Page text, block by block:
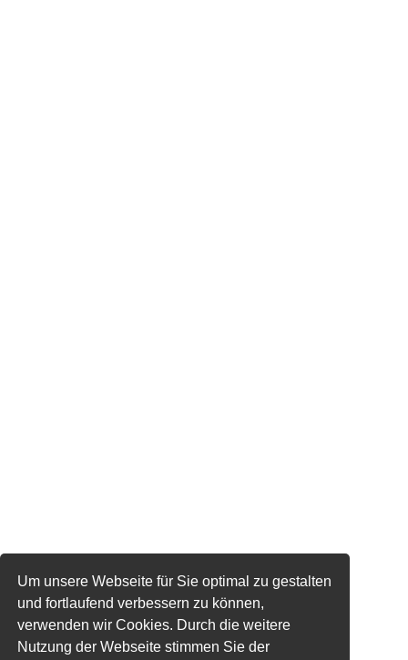
Um unsere Webseite für Sie optimal zu gestalten
und fortlaufend verbessern zu können,
verwenden wir Cookies. Durch die weitere
Nutzung der Webseite stimmen Sie der